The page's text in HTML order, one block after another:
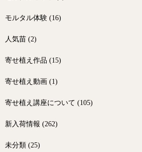
モルタル体験 (16)
人気苗 (2)
寄せ植え作品 (15)
寄せ植え動画 (1)
寄せ植え講座について (105)
新入荷情報 (262)
未分類 (25)